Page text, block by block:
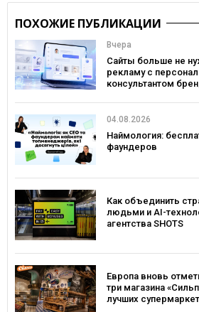
ПОХОЖИЕ ПУБЛИКАЦИИ
Вчера
Сайты больше не
рекламу с
консультантом
04.08.2026
Наймология:
фаундеров
Как объединить
людьми и AI-
агентства SHOTS
Европа вновь
три магазина
лучших